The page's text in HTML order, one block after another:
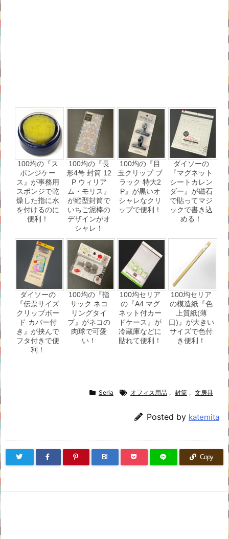
100均の『ス
ポンジケー
ス』が事務用
スポンジで乾
燥した指に水
を付けるのに
便利！
100均の『長
形4号 封筒 12
P ウィリア
ム・モリス』
が縦型封筒で
いちご泥棒の
デザインがオ
シャレ！
100均の『目
玉クリップ ブ
ラック 特大2
P』が黒いオ
シャレなクリ
ップで便利！
ダイソーの
『マグネット
シートカレン
ダー』が磁石
で貼ってマジ
ックで書き込
める！
ダイソーの
『伝票サイズ
クリップボー
ド カバー付
き』が挟んで
フタ付きで便
利！
100均の『指
サック ネコ
リングタイ
プ』がネコの
肉球で可愛
い！
100均セリア
の『A4 マグ
ネット付カー
ドケース』が
冷蔵庫などに
貼れて便利！
100均セリア
の模造紙『色
上質紙(薄
口)』が大きい
サイズで色付
き便利！
Seria オフィス用品 , 封筒 , 文房具
Posted by katemita
B! Copy